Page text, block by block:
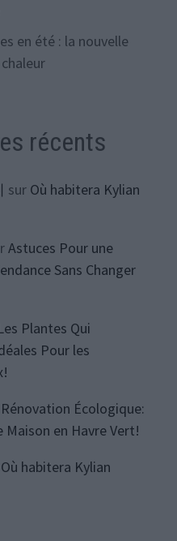
en été : la nouvelle
récents
sur Où habitera Kylian
Astuces Pour une
Sans Changer
Plantes Qui
Pour les
Rénovation Écologique:
en Havre Vert!
Où habitera Kylian